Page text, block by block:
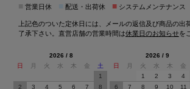
営業日休 配送・出荷休 ■ システムメンテナンス
上記色のついた定休日には、メールの返信及び商品の出
了承下さい。直営店舗の営業時間は休業日のお知らせを
2026 / 8
日
月 火 水 木 金
土
1
2
3 4 5 6 7
8
2026 / 9
日
月 火 水 木 金
1
2 3 4
6
7 8 9 10 11